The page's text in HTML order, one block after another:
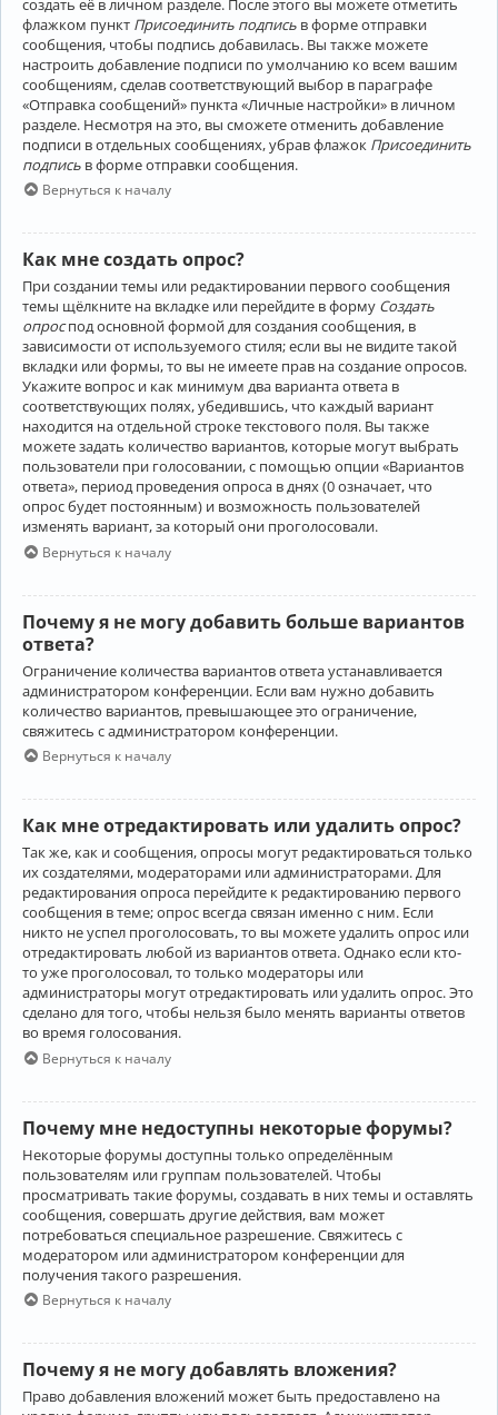
флажком пункт Присоединить подпись в форме отправки
сообщения, чтобы подпись добавилась. Вы также можете
настроить добавление подписи по умолчанию ко всем вашим
сообщениям, сделав соответствующий выбор в параграфе
«Отправка сообщений» пункта «Личные настройки» в личном
разделе. Несмотря на это, вы сможете отменить добавление
подписи в отдельных сообщениях, убрав флажок Присоединить
подпись в форме отправки сообщения.
Вернуться к началу
Как мне создать опрос?
При создании темы или редактировании первого сообщения
темы щёлкните на вкладке или перейдите в форму Создать
опроспод основной формой для создания сообщения, в
зависимости от используемого стиля; если вы не видите такой
вкладки или формы, то вы не имеете прав на создание опросов.
Укажите вопрос и как минимум два варианта ответа в
соответствующих полях, убедившись, что каждый вариант
находится на отдельной строке текстового поля. Вы также
можете задать количество вариантов, которые могут выбрать
пользователи при голосовании, с помощью опции «Вариантов
ответа», период проведения опроса в днях (0 означает, что
опрос будет постоянным) и возможность пользователей
изменять вариант, за который они проголосовали.
Вернуться к началу
Почему я не могу добавить больше вариантов
ответа?
Ограничение количества вариантов ответа устанавливается
администратором конференции. Если вам нужно добавить
количество вариантов, превышающее это ограничение,
свяжитесь с администратором конференции.
Вернуться к началу
Как мне отредактировать или удалить опрос?
Так же, как и сообщения, опросы могут редактироваться только
их создателями, модераторами или администраторами. Для
редактирования опроса перейдите к редактированию первого
сообщения в теме; опрос всегда связан именно с ним. Если
никто не успел проголосовать, то вы можете удалить опрос или
отредактировать любой из вариантов ответа. Однако если кто-
то уже проголосовал, то только модераторы или
администраторы могут отредактировать или удалить опрос. Это
сделано для того, чтобы нельзя было менять варианты ответов
во время голосования.
Вернуться к началу
Почему мне недоступны некоторые форумы?
Некоторые форумы доступны только определённым
пользователям или группам пользователей. Чтобы
просматривать такие форумы, создавать в них темы и оставлять
сообщения, совершать другие действия, вам может
потребоваться специальное разрешение. Свяжитесь с
модератором или администратором конференции для
получения такого разрешения.
Вернуться к началу
Почему я не могу добавлять вложения?
Право добавления вложений может быть предоставлено на